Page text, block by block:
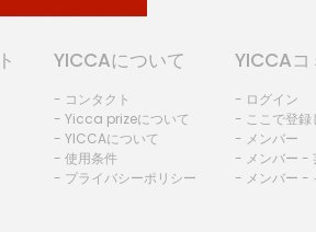
YICCAについて
- コンタクト
- Yicca prizeについて
- YICCAについて
- 使用条件
- プライバシーポリシー
YICCA
- ログイン
- ここで登録
- メンバー
- メンバー -
- メンバー -